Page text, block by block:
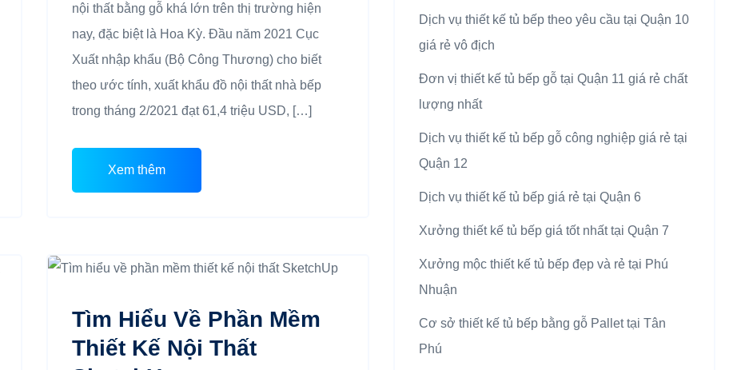
nội thất bằng gỗ khá lớn trên thị trường hiện
nay, đặc biệt là Hoa Kỳ. Đầu năm 2021 Cục
Xuất nhập khẩu (Bộ Công Thương) cho biết
theo ước tính, xuất khẩu đồ nội thất nhà bếp
trong tháng 2/2021 đạt 61,4 triệu USD, […]
Xem thêm
Tìm Hiểu Về Phần Mềm
Thiết Kế Nội Thất
Dịch vụ thiết kế tủ bếp theo yêu cầu tại Quận 10
giá rẻ vô địch
Đơn vị thiết kế tủ bếp gỗ tại Quận 11 giá rẻ chất
lượng nhất
Dịch vụ thiết kế tủ bếp gỗ công nghiệp giá rẻ tại
Quận 12
Dịch vụ thiết kế tủ bếp giá rẻ tại Quận 6
Xưởng thiết kế tủ bếp giá tốt nhất tại Quận 7
Xưởng mộc thiết kế tủ bếp đẹp và rẻ tại Phú
Nhuận
Cơ sở thiết kế tủ bếp bằng gỗ Pallet tại Tân
Phú